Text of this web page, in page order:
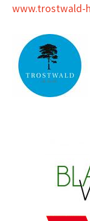
www.trostwald-